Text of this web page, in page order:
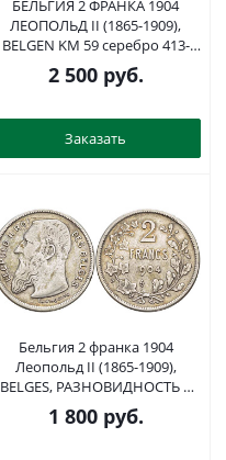
БЕЛЬГИЯ 2 ФРАНКА 1904
ЛЕОПОЛЬД II (1865-1909),
BELGEN KM 59 серебро 413-
1843
2 500руб.
Заказать
Бельгия 2 франка 1904
Леопольд II (1865-1909),
BELGES, РАЗНОВИДНОСТЬ С
ТОЧКОЙ В ПОДПИСИ KM 58.1
серебро 00-00
1 800руб.